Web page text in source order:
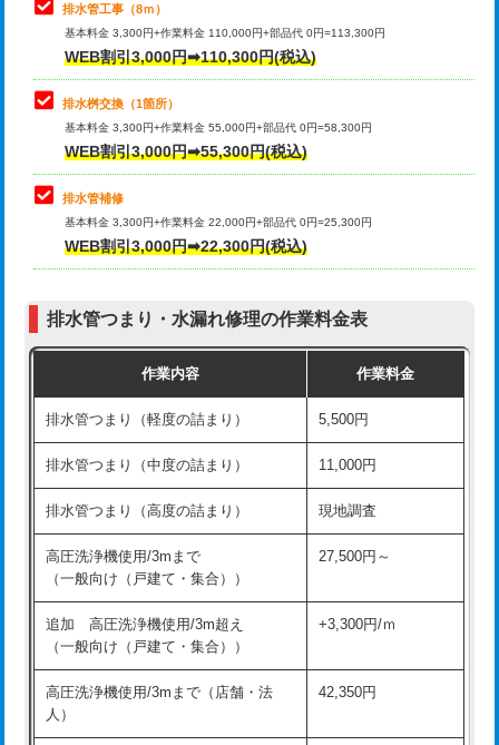
マス交換（深さ50㎝未満）
マス交換（深さ50㎝以上）
コンクリート斫り（厚さ10㎝まで）
コンクリート斫り（厚さ10㎝超え）
モルタル補修（厚さ10㎝まで）
モルタル補修（厚さ10㎝超え）
追加人工 16,500円
現場見積
※給水管工事は20mmまでの価格です。
その他部品の脱着
交換・取付（タンク）
交換・取付(単水栓（壁付・デッキ
式）)
交換・取付(混合水栓（壁付・デッキ
式・ワンホール）)
16,500円+材料費
交換・取付(排水栓・排水トラップ
交換・取付（その他部品） 11,000円+材料費
持込商品取付（単水栓） 13,200円
持込商品取付（混合水栓） 16,500円
持込商品取付（浄水器・分岐水栓） 16,500円
給水管工事※（ホール加工) 16,500円
給水管工事※（バンド止め) 3,300円
給水管工事※（支持金具設置)
給水管工事※（保温材使用（バンド止
め込み）)
5,500円
給水管工事※（土の掘削・埋め戻し作
業)
11,000円
排水管工事（8ｍ）
基本料金 3,300円+作業料金 110,000円+部品代 0円=113,300円
WEB割引3,000円➡110,300円(税込)
排水桝交換（1箇所）
基本料金 3,300円+作業料金 55,000円+部品代 0円=58,300円
WEB割引3,000円➡55,300円(税込)
排水管補修
基本料金 3,300円+作業料金 22,000円+部品代 0円=25,300円
WEB割引3,000円➡22,300円(税込)
排水管つまり・水漏れ修理の作業料金表
作業内容 作業料金
排水管つまり（軽度の詰まり） 5,500円
排水管つまり（中度の詰まり） 11,000円
排水管つまり（高度の詰まり） 現地調査
高圧洗浄機使用/3mまで
（一般向け（戸建て・集合））
27,500円～
追加 高圧洗浄機使用/3m超え
（一般向け（戸建て・集合））
+3,300円/ｍ
高圧洗浄機使用/3mまで（店舗・法
人）
42,350円